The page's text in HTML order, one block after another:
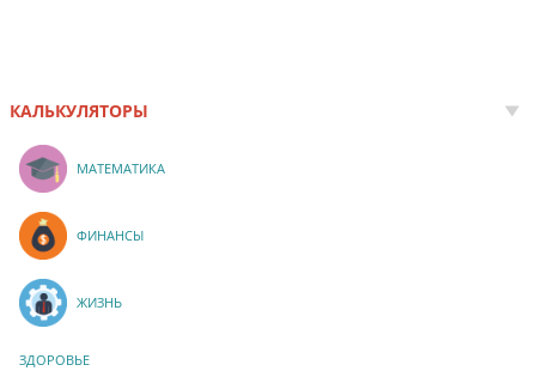
КАЛЬКУЛЯТОРЫ
МАТЕМАТИКА
ФИНАНСЫ
ЖИЗНЬ
ЗДОРОВЬЕ